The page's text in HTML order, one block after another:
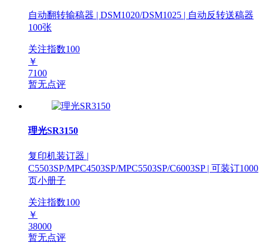
自动翻转输稿器 | DSM1020/DSM1025 | 自动反转送稿器
100张
关注指数100
￥
7100
暂无点评
理光SR3150
复印机装订器 |
C5503SP/MPC4503SP/MPC5503SP/C6003SP | 可装订1000
页小册子
关注指数100
￥
38000
暂无点评